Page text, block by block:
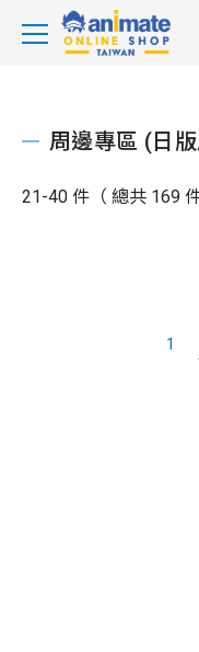
周邊專區 (日
21-40 件（ 總共 169 件
1